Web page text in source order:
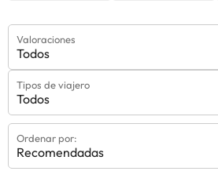
Valoraciones
Todos
Tipos de viajero
Todos
Ordenar por:
Recomendadas